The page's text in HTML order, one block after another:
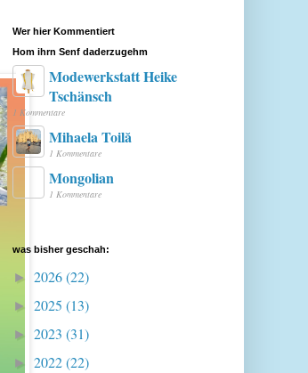
Wer hier Kommentiert
Hom ihrn Senf daderzugehm
Modewerkstatt Heike
Tschänsch
1 Kommentare
Mihaela Toilă
1 Kommentare
Mongolian
1 Kommentare
was bisher geschah:
► 2026(22)
► 2025 (13)
► 2023 (31)
► 2022(22)